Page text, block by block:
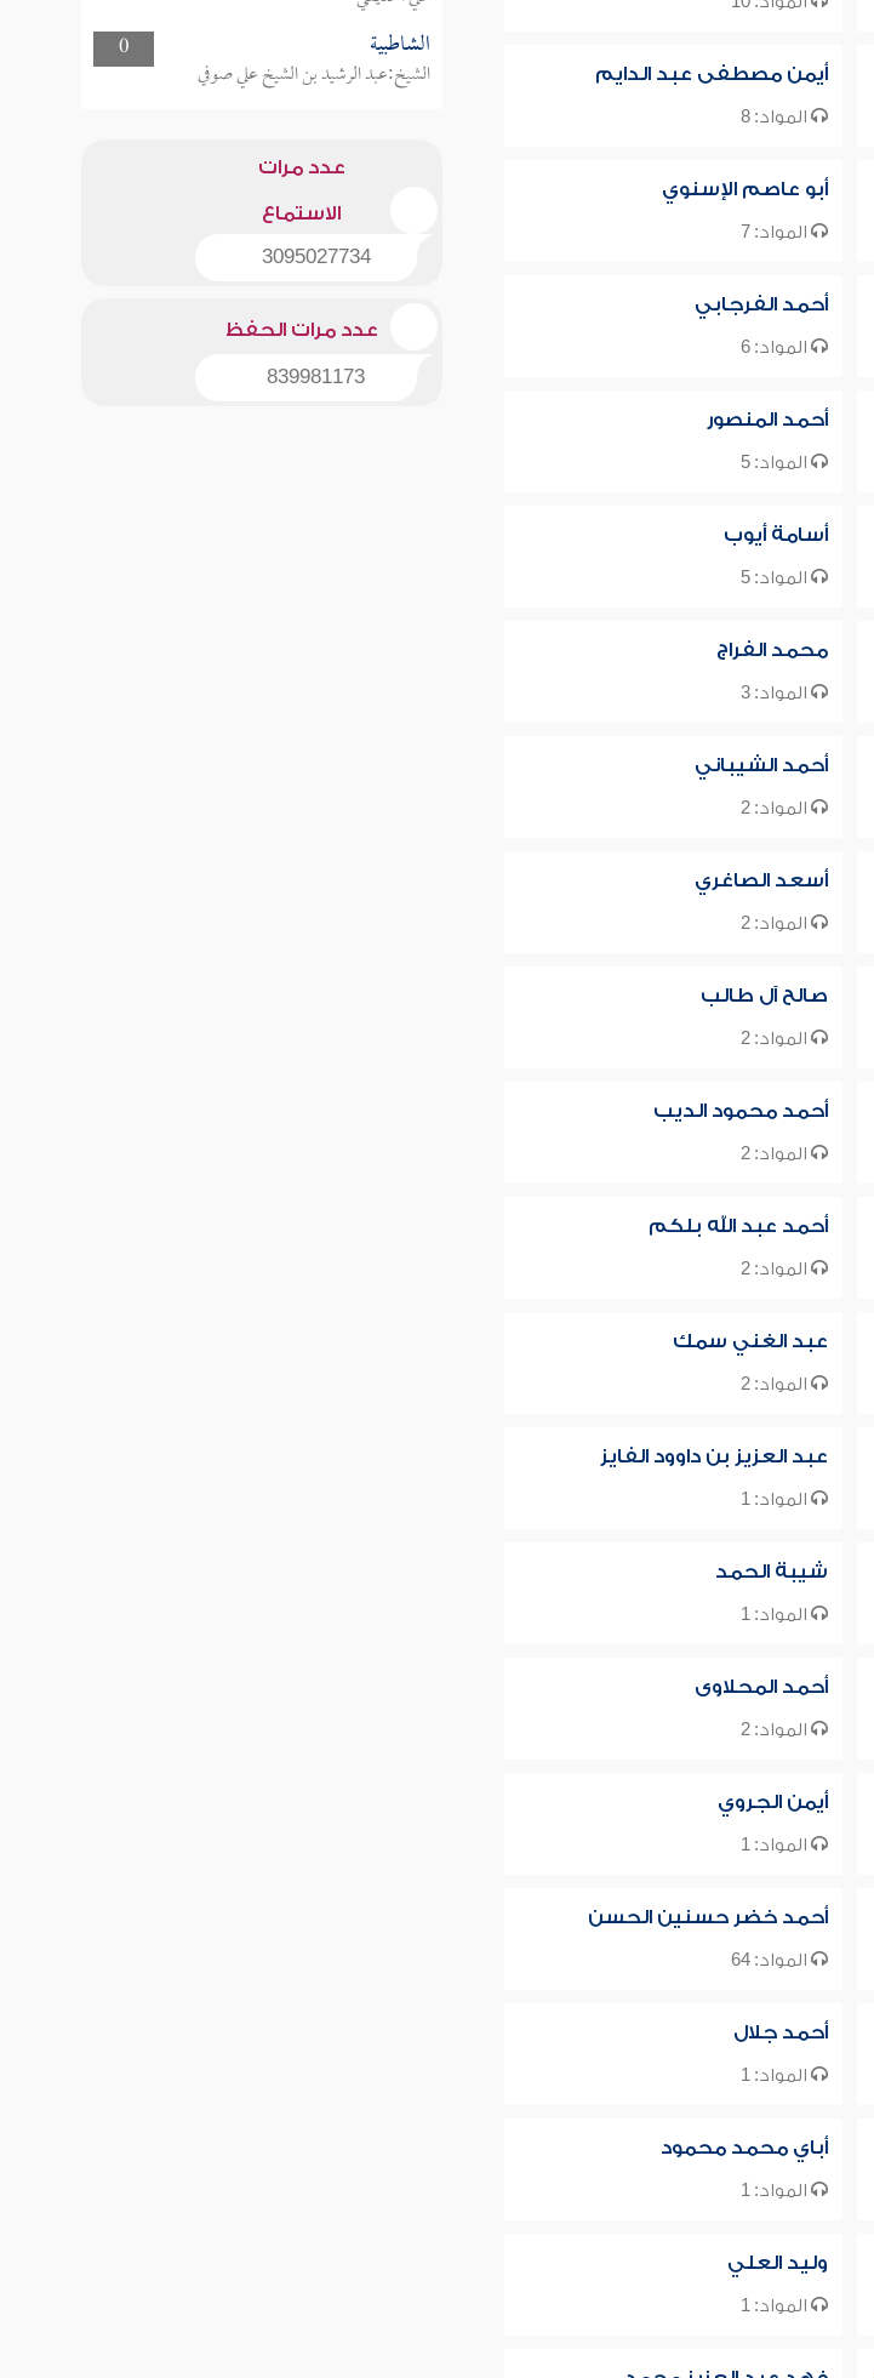
أيمن مصطفى عبد الدايم
المواد: 8
أبو عاصم الإسنوي
المواد: 7
أحمد الفرجابي
المواد: 6
أحمد المنصور
المواد: 5
أسامة أيوب
المواد: 5
محمد الفراج
المواد: 3
أحمد الشيباني
المواد: 2
أسعد الصاغري
المواد: 2
صالح آل طالب
المواد: 2
أحمد محمود الديب
المواد: 2
أحمد عبد الله بلكم
المواد: 2
عبد الغني سمك
المواد: 2
عبد العزيز بن داوود الفايز
المواد: 1
شيبة الحمد
المواد: 1
أحمد المحلاوى
المواد: 2
أيمن الجروي
المواد: 1
أحمد خضر حسنين الحسن
المواد: 64
أحمد جلال
المواد: 1
أباي محمد محمود
المواد: 1
وليد العلي
المواد: 1
0
الشاطبية
الشيخ:عبد الرشيد بن الشيخ علي صوفي
عدد مرات
الاستماع
3095027734
عدد مرات الحفظ
839981173